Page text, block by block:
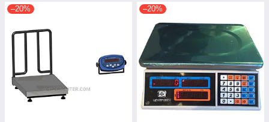
–20% –20%